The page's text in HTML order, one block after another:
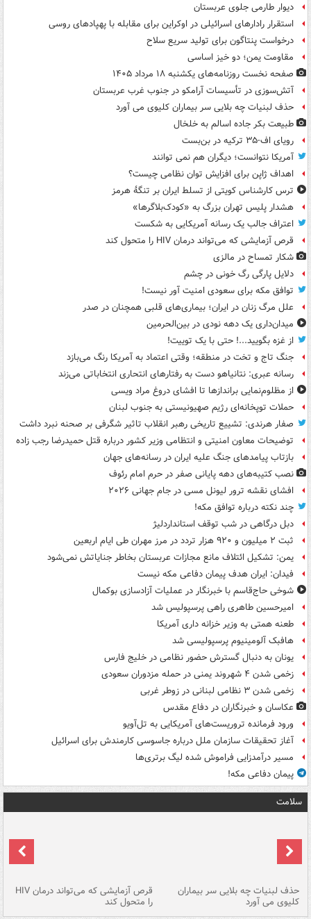
دیوار طارمی جلوی عربستان
استقرار رادارهای اسرائیلی در اوکراین برای مقابله با پهپادهای روسی
درخواست پنتاگون برای تولید سریع سلاح
مقاومت یمن؛ دو خیز اساسی
صفحه نخست روزنامه‌های یکشنبه ۱۸ مرداد ۱۴۰۵
آتش‌سوزی در تأسیسات آرامکو در جنوب غرب عربستان
حذف لبنیات چه بلایی سر بیماران کلیوی می آورد
طبیعت بکر جاده اسالم به خلخال
رویای اف-۳۵ ترکیه در بن‌بست
آمریکا نتوانست؛ دیگران هم نمی توانند
اهداف ژاپن برای افزایش توان نظامی چیست؟
ترس کارشناس کویتی از تسلط ایران بر تنگۀ هرمز
هشدار پلیس تهران بزرگ به «کودک‌بلاگرها»
اعتراف جالب یک رسانه آمریکایی به شکست
قرص آزمایشی که می‌تواند درمان HIV را متحول کند
شکار تمساح در مالزی
دلایل پارگی رگ خونی در چشم
توافق مکه برای سعودی امنیت آور نیست!
علل مرگ زنان در ایران؛ بیماری‌های قلبی همچنان در صدر
میدان‌داری یک دهه نودی در بین‌الحرمین
از غزه بگویید...! حتی با یک توییت!
جنگ تاج و تخت در منطقه؛ وقتی اعتماد به آمریکا رنگ می‌بازد
رسانه عبری: نتانیاهو دست به رفتارهای انتحاری انتخاباتی می‌زند
از مظلوم‌نمایی براندازها تا افشای دروغ مراد ویسی
حملات توپخانه‌ای رژیم صهیونیستی به جنوب لبنان
صفار هرندی: تشییع تاریخی رهبر انقلاب تاثیر شگرفی بر صحنه نبرد داشت
توضیحات معاون امنیتی و انتظامی وزیر کشور درباره قتل حمیدرضا رجب زاده
بازتاب پیامدهای جنگ علیه ایران در رسانه‌های جهان
نصب کتیبه‌های دهه پایانی صفر در حرم امام رئوف
افشای نقشه ترور لیونل مسی در جام جهانی ۲۰۲۶
چند نکته درباره توافق مکه!
دبل درگاهی در شب توقف استانداردلیژ
ثبت ۲ میلیون و ۹۲۰ هزار تردد در مرز مهران طی ایام اربعین
یمن: تشکیل ائتلاف مانع مجازات عربستان بخاطر جنایاتش نمی‌شود
فیدان: ایران هدف پیمان دفاعی مکه نیست
شوخی حاج‌قاسم با خبرنگار در عملیات آزادسازی بوکمال
امیرحسین طاهری راهی پرسپولیس شد
طعنه همتی به وزیر خزانه داری آمریکا
هافبک آلومینیوم پرسپولیسی شد
یونان به دنبال گسترش حضور نظامی در خلیج فارس
زخمی شدن ۴ شهروند یمنی در حمله مزدوران سعودی
زخمی شدن ۳ نظامی لبنانی در زوطر غربی
عکاسان و خبرنگاران در دفاع مقدس
ورود فرمانده تروریست‌های آمریکایی به تل‌آویو
آغاز تحقیقات سازمان ملل درباره جاسوسی کارمندش برای اسرائیل
مسیر درآمدزایی فراموش شده لیگ برتری‌ها
پیمان دفاعی مکه!
سلامت
حذف لبنیات چه بلایی سر بیماران
کلیوی می آورد
قرص آزمایشی که می‌تواند درمان HIV
را متحول کند